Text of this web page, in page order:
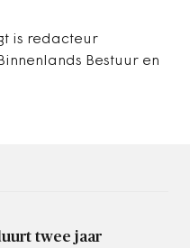
is redacteur
Bestuur en
twee jaar